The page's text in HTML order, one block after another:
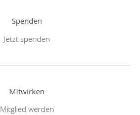
Spenden
Jetzt spenden
Mitwirken
Mitglied werden